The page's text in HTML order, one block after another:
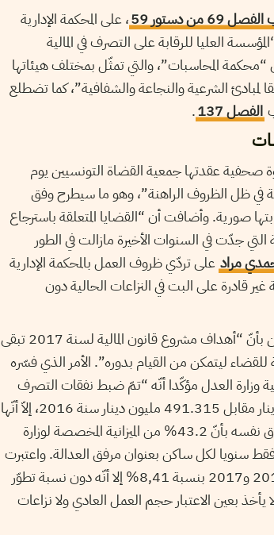
من دستور 59
، على المحكمة الإدارية
العليا للرقابة على التصرف في المالية
جانفي 2014 على “محكمة المحاسبات”، والتي تمثّل بمختلف هيئاتها
لمبادئ الشرعية والنجاعة والشفافية”، كما تضطلع
الفصل 137 .
صحفية عقدتها جمعية القضاة التونسيين يوم
البلدية في ظل الظروف الراهنة”، وهو ما سيطرح وفق
صورية. وأضافت أن “القضايا المتعلقة باسترجاع
التي جدّت في السنوات الأخيرة مازالت في الطور
مراد على تردّي ظروف العمل بالمحكمة الإدارية
قادرة على البت في النزاعات الحالية دون
عضو جمعية القضاة التونسيين بأنّ “أهداف مشروع قانون المالية لسنة 2017 تبقى
للقضاء ليتمكن من القيام بدوره”. الأمر الذي فسّره
وزارة العدل مؤكّدا أنّه “تمّ ضبط نفقات التصرف
والتنمية لوزراة العدل لسنة 2017 في حدود 542.005 مليون دينار مقابل 491.315 مليون دينار سنة 2016، إلاّ أنّها
لا تمثل سوى 1.67% من الميزانية العامّة للدولة”. وأفاد في السياق نفسه بأنّ 43.2% من الميزانية المخصصة لوزارة
القضائي بما معناه أنّ الدولة تنفق 21 دينارا فقط سنويا لكل ساكن بعنوان مرفق العدالة. واعتبرت
جمعية القضاة أنّه رغم تطور ميزانية المحكمة الإدارية بين سنتي 2016 و2017 بنسبة 8,41% إلا أنّه دون نسبة تطوّر
إلى أنّ هذا التطور لا يأخذ بعين الاعتبار حجم العمل العادي ولا نزاعات